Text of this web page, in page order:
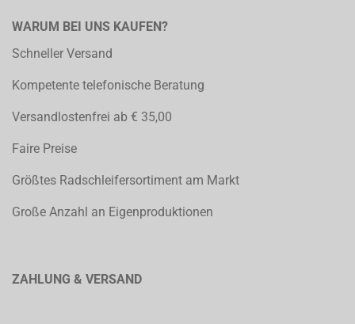
WARUM BEI UNS KAUFEN?
Schneller Versand
Kompetente telefonische Beratung
Versandlostenfrei ab € 35,00
Faire Preise
Größtes Radschleifersortiment am Markt
Große Anzahl an Eigenproduktionen
ZAHLUNG & VERSAND